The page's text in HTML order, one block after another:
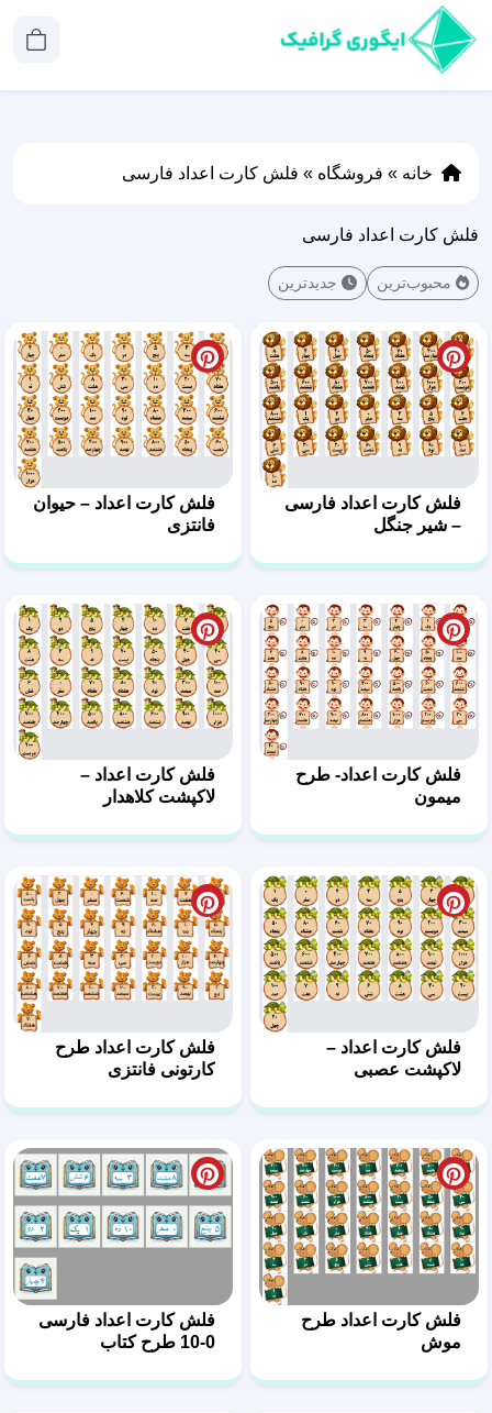
خانه » فروشگاه » فلش کارت اعداد فارسی
فلش کارت اعداد فارسی
محبوب‌ترین جدیدترین
فلش کارت اعداد فارسی
– شیر جنگل
فلش کارت اعداد – حیوان
فانتزی
فلش کارت اعداد- طرح
میمون
فلش کارت اعداد –
لاکپشت کلاهدار
فلش کارت اعداد –
لاکپشت عصبی
فلش کارت اعداد طرح
کارتونی فانتزی
فلش کارت اعداد طرح
موش
فلش کارت اعداد فارسی
0-10 طرح کتاب